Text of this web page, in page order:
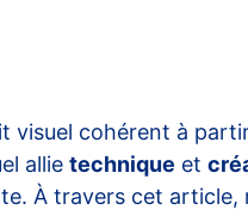
cohérent à
allie technique et
À travers cet